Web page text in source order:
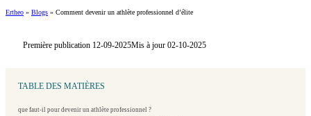
Ertheo » Blogs » Comment devenir un athlète professionnel d’élite
Première publication 12-09-2025Mis à jour 02-10-2025
TABLE DES MATIÈRES
que faut-il pour devenir un athlète professionnel ?